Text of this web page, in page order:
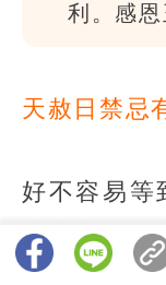
利。感恩
天赦日禁忌
好不容易等
時大意，把
祈求開恩赦